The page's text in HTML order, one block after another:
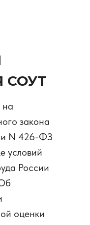
СОУТ
на
закона
N 426-ФЗ
условий
России
оценки